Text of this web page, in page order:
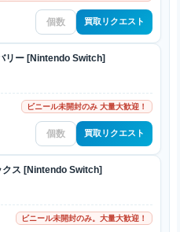
買取リクエスト
リー [Nintendo Switch]
ビニール未開封のみ 大量大歓迎！
買取リクエスト
クス [Nintendo Switch]
ビニール未開封のみ。大量大歓迎！